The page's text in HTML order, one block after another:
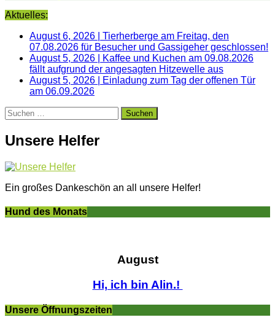
Aktuelles:
August 6, 2026
Tierherberge am Freitag, den
07.08.2026 für Besucher und Gassigeher geschlossen!
August 5, 2026
Kaffee und Kuchen am 09.08.2026
fällt aufgrund der angesagten Hitzewelle aus
August 5, 2026
Einladung zum Tag der offenen Tür
am 06.09.2026
Suchen
nach:
Unsere Helfer
Ein großes Dankeschön an all unsere Helfer!
Hund des Monats
August
Hi, ich bin Alin.!
Unsere Öffnungszeiten